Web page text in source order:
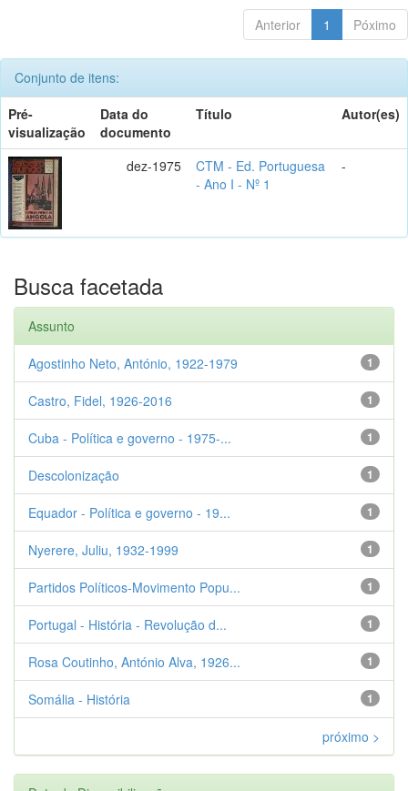
Anterior 1 Póximo
Conjunto de itens:
Pré-
visualização
Data do
documento
Título Autor(es)
dez-1975
CTM - Ed. Portuguesa
- Ano I - Nº 1
-
Busca facetada
Assunto
1
Agostinho Neto, António, 1922-1979
1
Castro, Fidel, 1926-2016
1
Cuba - Política e governo - 1975-...
1
Descolonização
1
Equador - Política e governo - 19...
1
Nyerere, Juliu, 1932-1999
1
Partidos Políticos-Movimento Popu...
1
Portugal - História - Revolução d...
1
Rosa Coutinho, António Alva, 1926...
1
Somália - História
próximo >